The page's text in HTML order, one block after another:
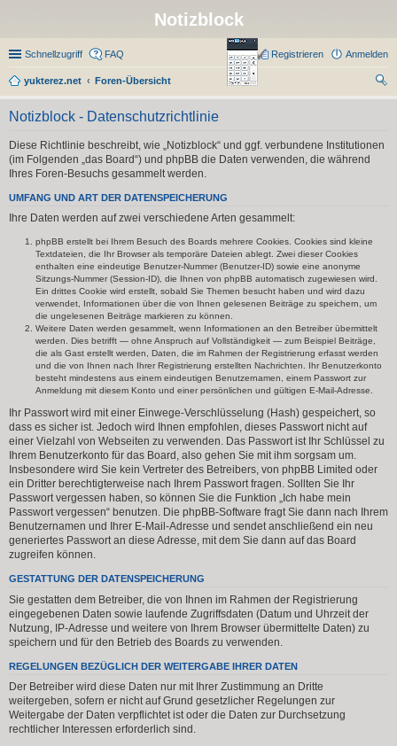
Notizblock
Schnellzugriff FAQ Anmelden
Registrieren
yukterez.net
Foren-Übersicht
uc
Notizblock - Datenschutzrichtlinie
Diese Richtlinie beschreibt, wie „Notizblock“ und ggf. verbundene Institutionen
(im Folgenden „das Board“) und phpBB die Daten verwenden, die während
Ihres Foren-Besuchs gesammelt werden.
UMFANG UND ART DER DATENSPEICHERUNG
Ihre Daten werden auf zwei verschiedene Arten gesammelt:
phpBB erstellt bei Ihrem Besuch des Boards mehrere Cookies. Cookies sind kleine
Textdateien, die Ihr Browser als temporäre Dateien ablegt. Zwei dieser Cookies
enthalten eine eindeutige Benutzer-Nummer (Benutzer-ID) sowie eine anonyme
Sitzungs-Nummer (Session-ID), die Ihnen von phpBB automatisch zugewiesen wird.
Ein drittes Cookie wird erstellt, sobald Sie Themen besucht haben und wird dazu
verwendet, Informationen über die von Ihnen gelesenen Beiträge zu speichern, um
die ungelesenen Beiträge markieren zu können.
Weitere Daten werden gesammelt, wenn Informationen an den Betreiber übermittelt
werden. Dies betrifft — ohne Anspruch auf Vollständigkeit — zum Beispiel Beiträge,
die als Gast erstellt werden, Daten, die im Rahmen der Registrierung erfasst werden
und die von Ihnen nach Ihrer Registrierung erstellten Nachrichten. Ihr Benutzerkonto
besteht mindestens aus einem eindeutigen Benutzernamen, einem Passwort zur
Anmeldung mit diesem Konto und einer persönlichen und gültigen E-Mail-Adresse.
Ihr Passwort wird mit einer Einwege-Verschlüsselung (Hash) gespeichert, so
dass es sicher ist. Jedoch wird Ihnen empfohlen, dieses Passwort nicht auf
einer Vielzahl von Webseiten zu verwenden. Das Passwort ist Ihr Schlüssel zu
Ihrem Benutzerkonto für das Board, also gehen Sie mit ihm sorgsam um.
Insbesondere wird Sie kein Vertreter des Betreibers, von phpBB Limited oder
ein Dritter berechtigterweise nach Ihrem Passwort fragen. Sollten Sie Ihr
Passwort vergessen haben, so können Sie die Funktion „Ich habe mein
Passwort vergessen“ benutzen. Die phpBB-Software fragt Sie dann nach Ihrem
Benutzernamen und Ihrer E-Mail-Adresse und sendet anschließend ein neu
generiertes Passwort an diese Adresse, mit dem Sie dann auf das Board
zugreifen können.
GESTATTUNG DER DATENSPEICHERUNG
Sie gestatten dem Betreiber, die von Ihnen im Rahmen der Registrierung
eingegebenen Daten sowie laufende Zugriffsdaten (Datum und Uhrzeit der
Nutzung, IP-Adresse und weitere von Ihrem Browser übermittelte Daten) zu
speichern und für den Betrieb des Boards zu verwenden.
REGELUNGEN BEZÜGLICH DER WEITERGABE IHRER DATEN
Der Betreiber wird diese Daten nur mit Ihrer Zustimmung an Dritte
weitergeben, sofern er nicht auf Grund gesetzlicher Regelungen zur
Weitergabe der Daten verpflichtet ist oder die Daten zur Durchsetzung
rechtlicher Interessen erforderlich sind.